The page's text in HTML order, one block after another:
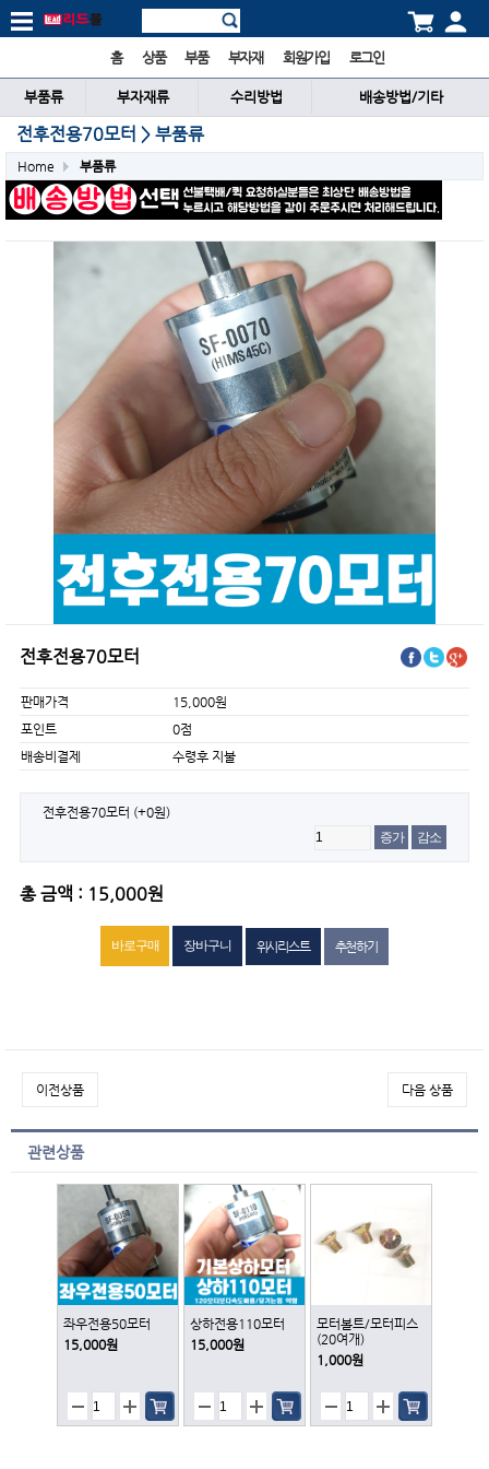
홈 상품 부품 부자재 회원가입 로그인
부품류 부자재류 수리방법 배송방법/기타
전후전용70모터 > 부품류
Home 부품류
전후전용70모터
판매가격
15,000원
포인트
0점
배송비결제
수령후 지불
전후전용70모터 (+0원)
증가
감소
총 금액 : 15,000원
위시리스트 추천하기
이전상품 다음 상품
관련상품
좌우전용50모터
15,000원
상하전용110모터
15,000원
모터볼트/모터피스
(20여개)
1,000원